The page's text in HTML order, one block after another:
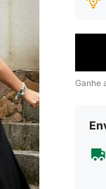
Ganhe